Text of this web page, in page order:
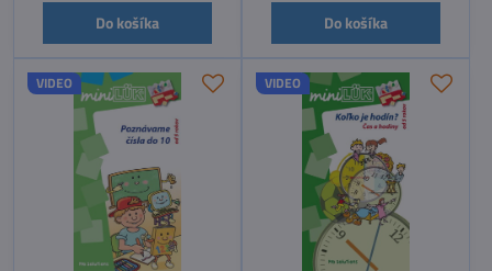
Do košíka Do košíka
VIDEO VIDEO